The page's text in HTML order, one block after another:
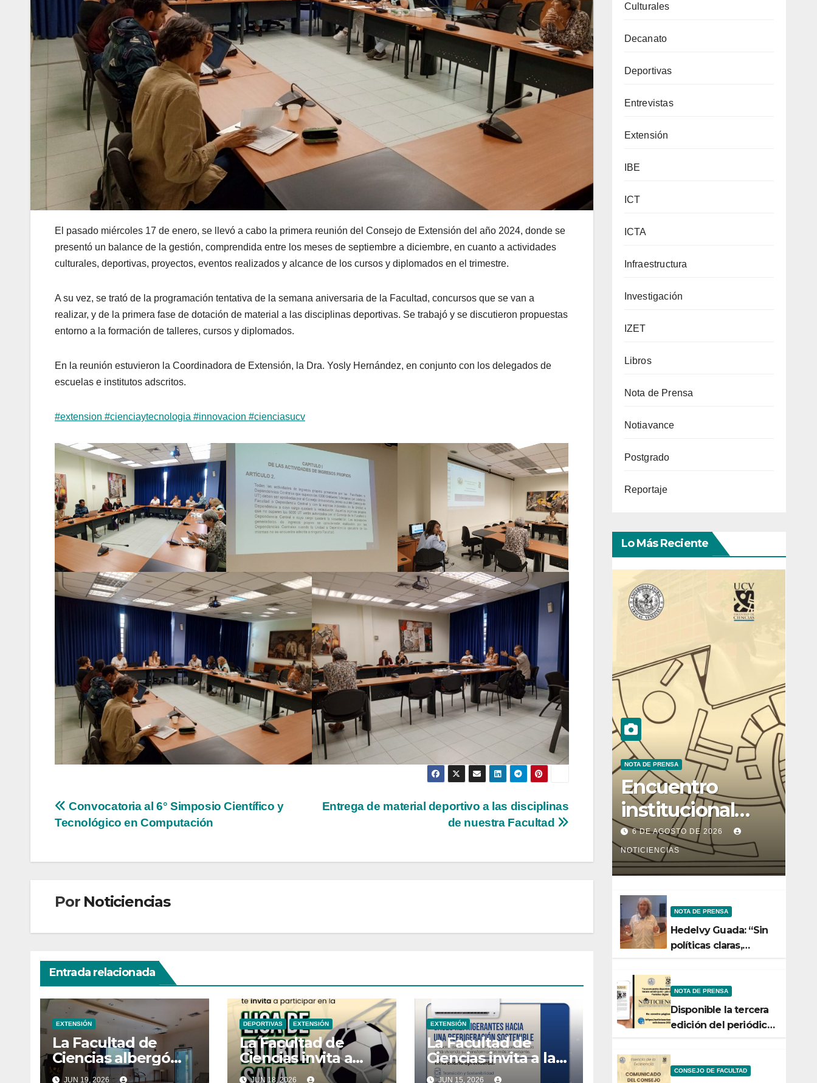
El pasado miércoles 17 de enero, se llevó a cabo la primera reunión del Consejo de Extensión del año 2024, donde se
presentó un balance de la gestión, comprendida entre los meses de septiembre a diciembre, en cuanto a actividades
culturales, deportivas, proyectos, eventos realizados y alcance de los cursos y diplomados en el trimestre.
A su vez, se trató de la programación tentativa de la semana aniversaria de la Facultad, concursos que se van a
realizar, y de la primera fase de dotación de material a las disciplinas deportivas. Se trabajó y se discutieron propuestas
entorno a la formación de talleres, cursos y diplomados.
En la reunión estuvieron la Coordinadora de Extensión, la Dra. Yosly Hernández, en conjunto con los delegados de
escuelas e institutos adscritos.
#extension #cienciaytecnologia #innovacion #cienciasucv
Navegación
entradas
Entrega de material deportivo a las disciplinas
de nuestra Facultad
Convocatoria al 6° Simposio Científico y
Tecnológico en Computación
Por Noticiencias
Entrada relacionada
EXTENSIÓN
La Facultad de
Ciencias albergó
una charla acerca
JUN 19, 2026
DEPORTIVAS EXTENSIÓN
La Facultad de
Ciencias invita a
participar en la Liga
JUN 18, 2026
EXTENSIÓN
La Facultad de
Ciencias invita a la
charla «Gases
JUN 15, 2026
Culturales
Decanato
Deportivas
Entrevistas
Extensión
IBE
ICT
ICTA
Infraestructura
Investigación
IZET
Libros
Nota de Prensa
Notiavance
Postgrado
Reportaje
Lo Más Reciente
NOTA DE PRENSA
Encuentro
institucional
entre la Facultad
de Ciencias y el
Ministerio de
Ciencia y
Tecnología
6 DE AGOSTO DE 2026
NOTICIENCIAS
NOTA DE PRENSA
Hedelvy Guada: “Sin
políticas claras,
conservación rendirá
frutos”
NOTA DE PRENSA
Disponible la tercera
edición del periódico
Noticiencias 2026
CONSEJO DE FACULTAD